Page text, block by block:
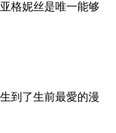
格妮丝是唯一能够
到了生前最愛的漫